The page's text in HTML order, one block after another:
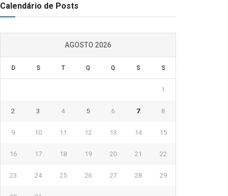
Calendário de Posts
AGOSTO 2026
D S T Q Q S S
1
2 3 4 5 6 7 8
9 10 11 12 13 14 15
16 17 18 19 20 21 22
23 24 25 26 27 28 29